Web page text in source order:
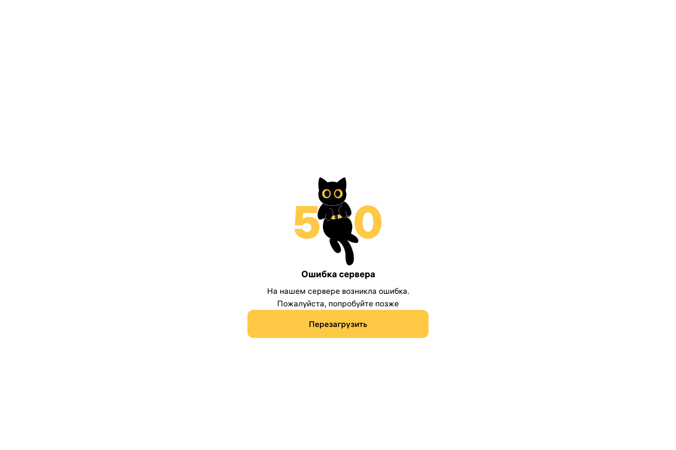
Ошибка сервера
На нашем сервере возникла ошибка.
Пожалуйста, попробуйте позже
Перезагрузить